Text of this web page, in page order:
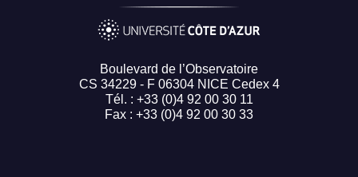
Boulevard de l’Observatoire
CS 34229 - F 06304 NICE Cedex 4
Tél. : +33 (0)4 92 00 30 11
Fax : +33 (0)4 92 00 30 33